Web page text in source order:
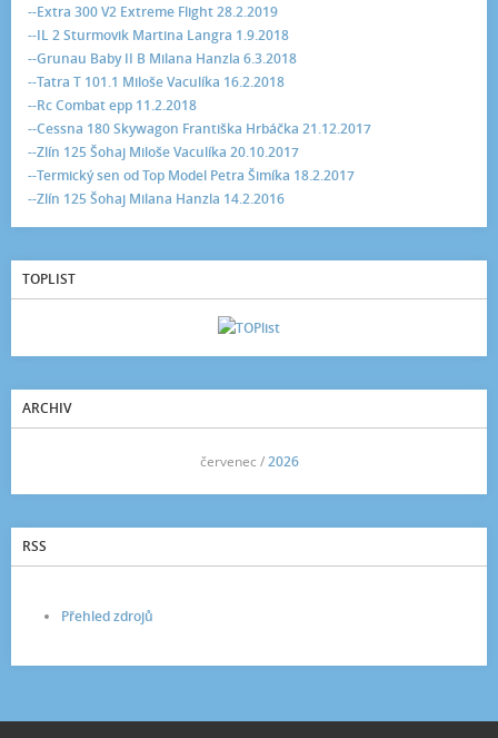
--Extra 300 V2 Extreme Flight 28.2.2019
--IL 2 Sturmovik Martina Langra 1.9.2018
--Grunau Baby II B Milana Hanzla 6.3.2018
--Tatra T 101.1 Miloše Vaculíka 16.2.2018
--Rc Combat epp 11.2.2018
--Cessna 180 Skywagon Františka Hrbáčka 21.12.2017
--Zlín 125 Šohaj Miloše Vaculíka 20.10.2017
--Termický sen od Top Model Petra Šimíka 18.2.2017
--Zlín 125 Šohaj Milana Hanzla 14.2.2016
TOPLIST
ARCHIV
červenec /2026
RSS
Přehled zdrojů